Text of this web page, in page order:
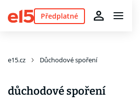
Předplatné
e15.cz Důchodové spoření
důchodové spoření